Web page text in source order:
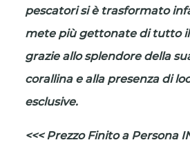
pescatori si è trasformato
mete più gettonate di tutto il
grazie allo splendore della
corallina e alla presenza di
esclusive.
<<< Prezzo Finito a Persona